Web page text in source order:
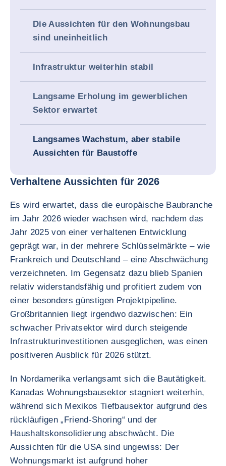
Die Aussichten für den Wohnungsbau
sind uneinheitlich
Infrastruktur weiterhin stabil
Langsame Erholung im gewerblichen
Sektor erwartet
Langsames Wachstum, aber stabile
Aussichten für Baustoffe
Verhaltene Aussichten für 2026
Es wird erwartet, dass die europäische Baubranche
im Jahr 2026 wieder wachsen wird, nachdem das
Jahr 2025 von einer verhaltenen Entwicklung
geprägt war, in der mehrere Schlüsselmärkte – wie
Frankreich und Deutschland – eine Abschwächung
verzeichneten. Im Gegensatz dazu blieb Spanien
relativ widerstandsfähig und profitiert zudem von
einer besonders günstigen Projektpipeline.
Großbritannien liegt irgendwo dazwischen: Ein
schwacher Privatsektor wird durch steigende
Infrastrukturinvestitionen ausgeglichen, was einen
positiveren Ausblick für 2026 stützt.
In Nordamerika verlangsamt sich die Bautätigkeit.
Kanadas Wohnungsbausektor stagniert weiterhin,
während sich Mexikos Tiefbausektor aufgrund des
rückläufigen „Friend-Shoring“ und der
Haushaltskonsolidierung abschwächt. Die
Aussichten für die USA sind ungewiss: Der
Wohnungsmarkt ist aufgrund hoher